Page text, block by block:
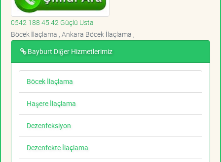
0542 188 45 42 Güçlü Usta
Böcek İlaçlama , Ankara Böcek İlaçlama ,
Bayburt Diğer Hizmetlerimiz
Böcek İlaçlama
Haşere İlaçlama
Dezenfeksiyon
Dezenfekte İlaçlama